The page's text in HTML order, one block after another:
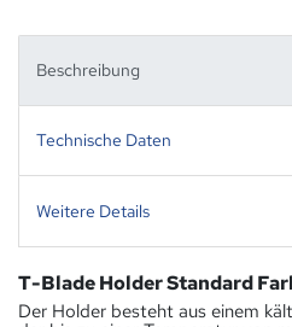
Beschreibung
Technische Daten
Weitere Details
T-Blade Holder Standard
Der Holder besteht aus einem